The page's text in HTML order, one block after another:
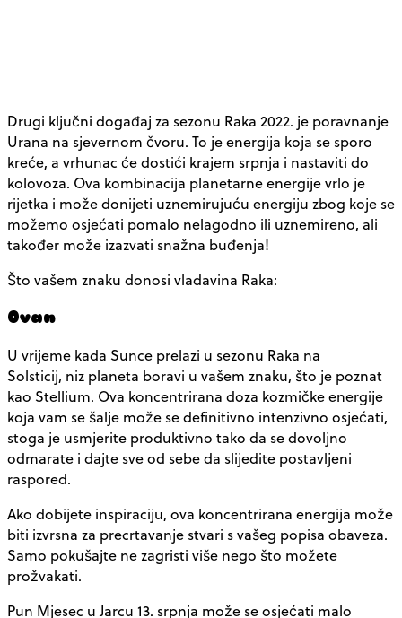
Drugi ključni događaj za sezonu Raka 2022. je poravnanje
Urana na sjevernom čvoru. To je energija koja se sporo
kreće, a vrhunac će dostići krajem srpnja i nastaviti do
kolovoza. Ova kombinacija planetarne energije vrlo je
rijetka i može donijeti uznemirujuću energiju zbog koje se
možemo osjećati pomalo nelagodno ili uznemireno, ali
također može izazvati snažna buđenja!
Što vašem znaku donosi vladavina Raka:
Ovan
U vrijeme kada Sunce prelazi u sezonu Raka na
Solsticij, niz planeta boravi u vašem znaku, što je poznat
kao Stellium. Ova koncentrirana doza kozmičke energije
koja vam se šalje može se definitivno intenzivno osjećati,
stoga je usmjerite produktivno tako da se dovoljno
odmarate i dajte sve od sebe da slijedite postavljeni
raspored.
Ako dobijete inspiraciju, ova koncentrirana energija može
biti izvrsna za precrtavanje stvari s vašeg popisa obaveza.
Samo pokušajte ne zagristi više nego što možete
prožvakati.
Pun Mjesec u Jarcu 13. srpnja može se osjećati malo